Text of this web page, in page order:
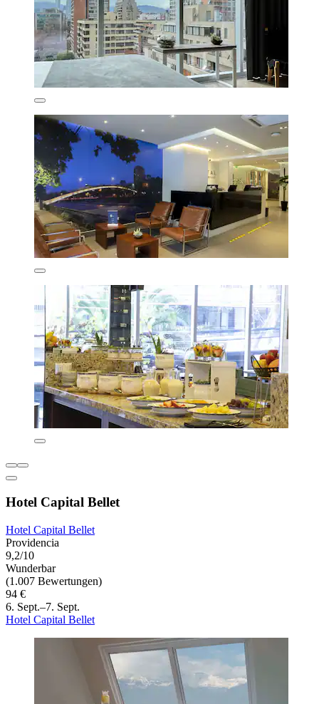
Hotel Capital Bellet
Hotel Capital Bellet
Providencia
9,2/10
Wunderbar
(1.007 Bewertungen)
94 €
6. Sept.–7. Sept.
Hotel Capital Bellet